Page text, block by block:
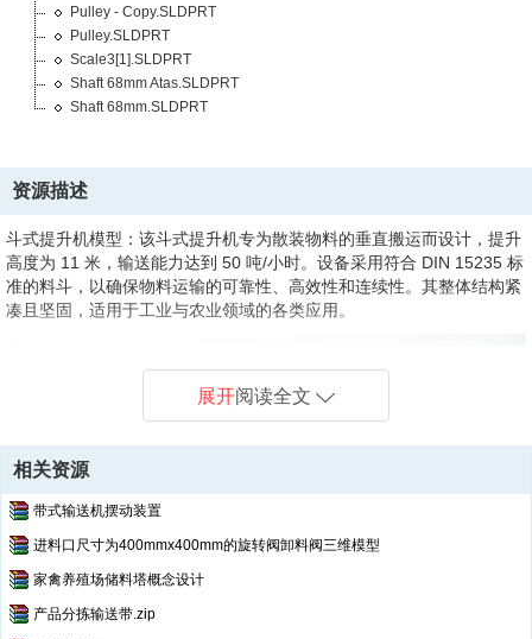
Pulley - Copy.SLDPRT
Pulley.SLDPRT
Scale3[1].SLDPRT
Shaft 68mm Atas.SLDPRT
Shaft 68mm.SLDPRT
资源描述
斗式提升机模型： 该斗式提升机专为散装物料的垂直搬运而设计，提升
高度为 11 米，输送能力达到 50 吨/小时。设备采用符合 DIN 15235 标
准的料斗，以确保物料运输的可靠性、高效性和连续性。其整体结构紧
凑且坚固，适用于工业与农业领域的各类应用。
展开阅读全文
相关资源
带式输送机摆动装置
进料口尺寸为400mmx400mm的旋转阀卸料阀三维模型
家禽养殖场储料塔概念设计
产品分拣输送带.zip